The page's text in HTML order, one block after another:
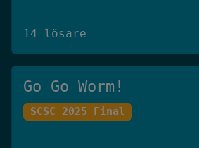
14 lösare
Go Go Worm!
SCSC 2025 Final